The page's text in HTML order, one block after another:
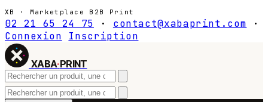
XB · Marketplace B2B Print
02 21 65 24 75 · contact@xabaprint.com
·
Connexion
Inscription
XABA·PRINT